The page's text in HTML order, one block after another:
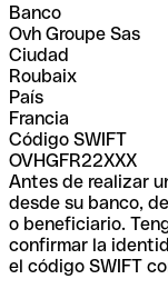
Banco
Ovh Groupe Sas
Ciudad
Roubaix
País
Francia
Código SWIFT
OVHGFR22XXX
Antes de realizar
desde su banco,
o beneficiario.
confirmar la
el código SWIFT